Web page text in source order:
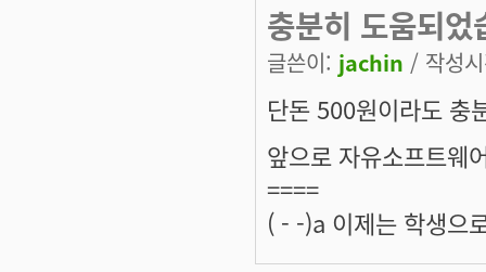
충분히 도움되었
글쓴이: jachin / 작성
단돈 500원이라도 충
앞으로 자유소프트웨
====
( - -)a 이제는 학생으